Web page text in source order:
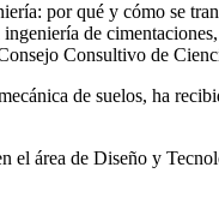
por qué y cómo se
de
Consultivo de
de suelos, ha
área de Diseño y